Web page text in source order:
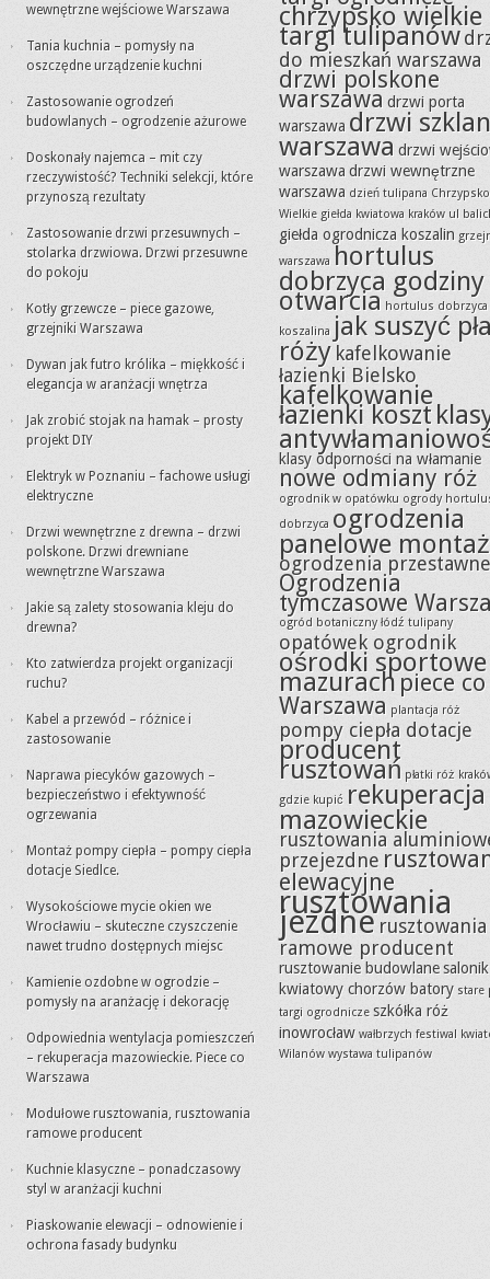
wewnętrzne wejściowe Warszawa
Tania kuchnia – pomysły na
oszczędne urządzenie kuchni
Zastosowanie ogrodzeń
budowlanych – ogrodzenie ażurowe
Doskonały najemca – mit czy
rzeczywistość? Techniki selekcji, które
przynoszą rezultaty
Zastosowanie drzwi przesuwnych –
stolarka drzwiowa. Drzwi przesuwne
do pokoju
Kotły grzewcze – piece gazowe,
grzejniki Warszawa
Dywan jak futro królika – miękkość i
elegancja w aranżacji wnętrza
Jak zrobić stojak na hamak – prosty
projekt DIY
Elektryk w Poznaniu – fachowe usługi
elektryczne
Drzwi wewnętrzne z drewna – drzwi
polskone. Drzwi drewniane
wewnętrzne Warszawa
Jakie są zalety stosowania kleju do
drewna?
Kto zatwierdza projekt organizacji
ruchu?
Kabel a przewód – różnice i
zastosowanie
Naprawa piecyków gazowych –
bezpieczeństwo i efektywność
ogrzewania
Montaż pompy ciepła – pompy ciepła
dotacje Siedlce.
Wysokościowe mycie okien we
Wrocławiu – skuteczne czyszczenie
nawet trudno dostępnych miejsc
Kamienie ozdobne w ogrodzie –
pomysły na aranżację i dekorację
Odpowiednia wentylacja pomieszczeń
– rekuperacja mazowieckie. Piece co
Warszawa
Modułowe rusztowania, rusztowania
ramowe producent
Kuchnie klasyczne – ponadczasowy
styl w aranżacji kuchni
Piaskowanie elewacji – odnowienie i
ochrona fasady budynku
chrzypsko wielkie
targi tulipanów
do mieszkań warszawa
drzwi polskone
warszawa drzwi porta
warszawa drzwi
warszawa drzwi
warszawa drzwi wewnętrzne
warszawa dzień tulipana Chrzypsko
Wielkie giełda kwiatowa kraków ul
giełda ogrodnicza koszalin
warszawa hortulus
dobrzyca godziny
otwarcia hortulus dobrzyca
koszalina jak suszyć
róży kafelkowanie
łazienki Bielsko
kafelkowanie
łazienki koszt
klasy odporności na włamanie
nowe odmiany róż
ogrodnik w opatówku ogrody
dobrzyca ogrodzenia
panelowe montaż
ogrodzenia przestawne
Ogrodzenia
tymczasowe
ogród botaniczny łódź tulipany
opatówek ogrodnik
ośrodki
mazurach piece co
Warszawa plantacja róż
pompy ciepła dotacje
producent
rusztowań płatki róż
gdzie kupić rekuperacja
mazowieckie
rusztowania
przejezdne
elewacyjne
rusztowania
jezdne rusztowania
ramowe producent
rusztowanie budowlanesalonik
kwiatowy chorzów batory stare
targi ogrodnicze szkółka róż
inowrocław wałbrzych festiwal
Wilanów wystawa tulipanów